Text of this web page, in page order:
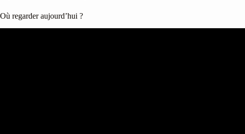
Où regarder aujourd’hui ?